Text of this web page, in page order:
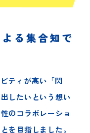
る集合知で
ティが高い「閃
したいという想い
のコラボレーショ
を目指しました。